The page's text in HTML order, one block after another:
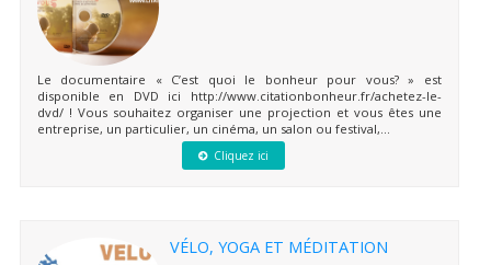
Le documentaire « C’est quoi le bonheur pour vous? » est
disponible en DVD ici http://www.citationbonheur.fr/achetez-le-
dvd/ ! Vous souhaitez organiser une projection et vous êtes une
entreprise, un particulier, un cinéma, un salon ou festival,...
Cliquez ici
VÉLO, YOGA ET MÉDITATION